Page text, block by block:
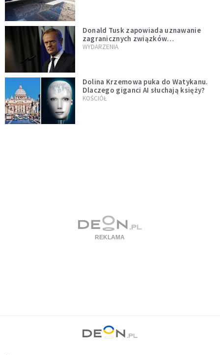
Donald Tusk zapowiada uznawanie
zagranicznych związków
jednopłciowych. "Państwo oblało ten
WYDARZENIA
Dolina Krzemowa puka do Watykanu.
Dlaczego giganci AI słuchają księży?
KOŚCIÓŁ